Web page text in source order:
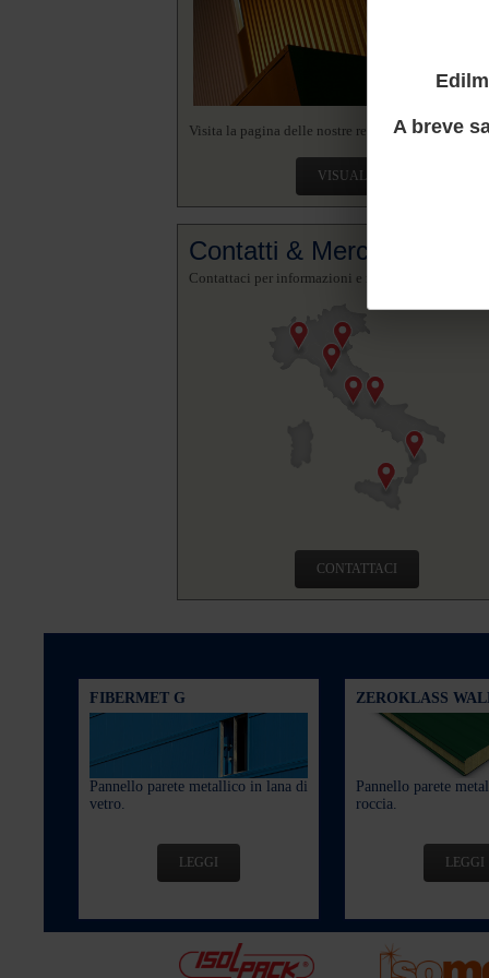
Visita la pagina delle nostre realizzazioni.
VISUALIZZA
Contatti & Mercato
Contattaci per informazioni e richieste.
CONTATTACI
FIBERMET G
Pannello parete metallico in lana di
vetro.
LEGGI
ZEROKLASS
Pannello parete
roccia.
LEGGI
A breve